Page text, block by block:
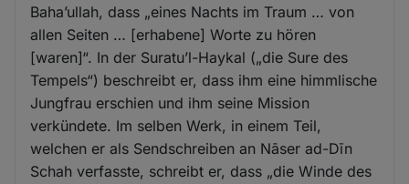
Baha’ullah, dass „eines Nachts im Traum … von
allen Seiten … [erhabene] Worte zu hören
[waren]“. In der Suratu’l-Haykal („die Sure des
Tempels“) beschreibt er, dass ihm eine himmlische
Jungfrau erschien und ihm seine Mission
verkündete. Im selben Werk, in einem Teil,
welchen er als Sendschreiben an Nāser ad-Dīn
Schah verfasste, schreibt er, dass „die Winde des